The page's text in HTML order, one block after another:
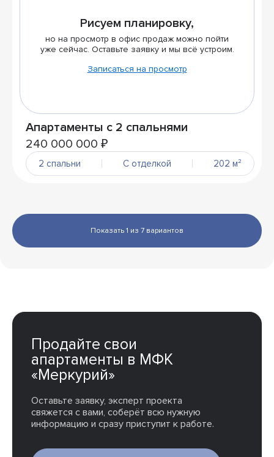
Рисуем планировку,
но на просмотр в офис продаж можно пойти
уже сейчас. Оставьте заявку и мы всё устроим.
Записаться на просмотр
Апартаменты с 2 спальнями
240 000 000 ₽
2 спальни С отделкой 202 м²
Показать 1 из 7 вариантов
Продайте свои
апартаменты в МФК
«Меркурий»
Оставьте заявку, эксперт проекта
свяжется с вами, соберёт всю нужную
информацию и сразу приступит к работе.